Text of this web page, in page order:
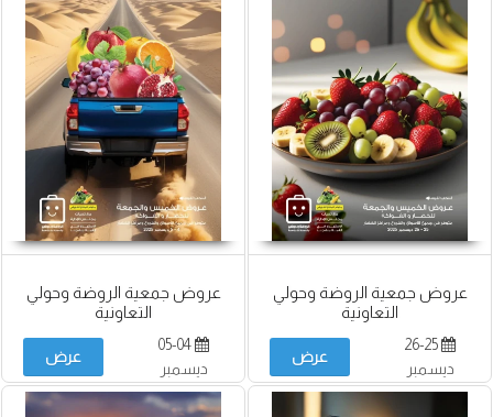
عروض جمعية الروضة وحولي
التعاونية
26-25
ديسمبر
عرض
عروض جمعية الروضة وحولي
التعاونية
05-04
ديسمبر
عرض